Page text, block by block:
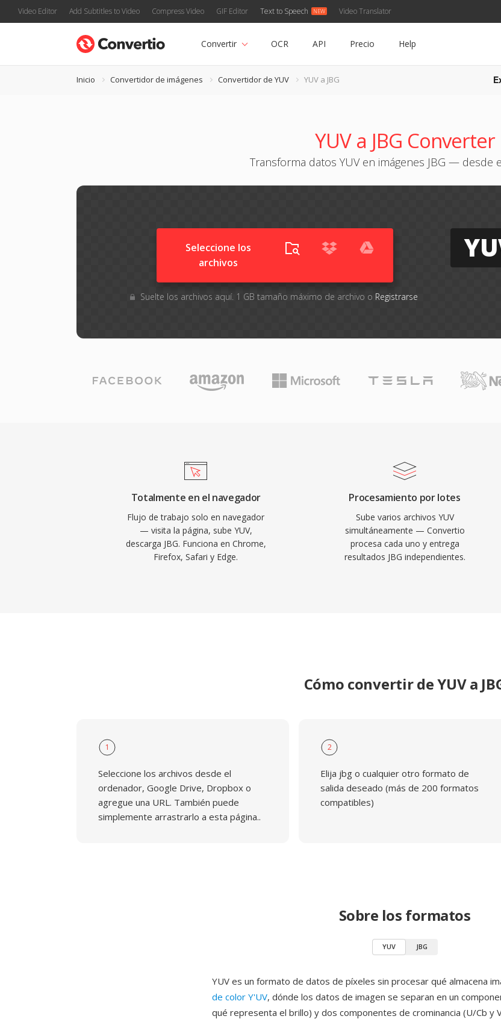
Video Editor Add Subtitles to Video Compress Video GIF Editor Text to Speech Video Translator
Convertir OCR API Precio Help
Inicio Convertidor de imágenes Convertidor de YUV YUV a JBG
YUV a JBG Converter
Transforma datos YUV en imágenes JBG — desde
Seleccione los
archivos
Suelte los archivos aquí. 1 GB tamaño máximo de archivo o Registrarse
Totalmente en el navegador
Flujo de trabajo solo en navegador
— visita la página, sube YUV,
descarga JBG. Funciona en Chrome,
Firefox, Safari y Edge.
Procesamiento por lotes
Sube varios archivos YUV
simultáneamente — Convertio
procesa cada uno y entrega
resultados JBG independientes.
Cómo convertir de YUV a
1
Seleccione los archivos desde el
ordenador, Google Drive, Dropbox o
agregue una URL. También puede
simplemente arrastrarlo a esta página..
2
Elija jbg o cualquier otro formato de
salida deseado (más de 200 formatos
compatibles)
Sobre los formatos
YUV JBG
YUV es un formato de datos de píxeles sin procesar qué almacena
de color Y'UV, dónde los datos de imagen se separan en un
qué representa el brillo) y dos componentes de crominancia (U/Cb y